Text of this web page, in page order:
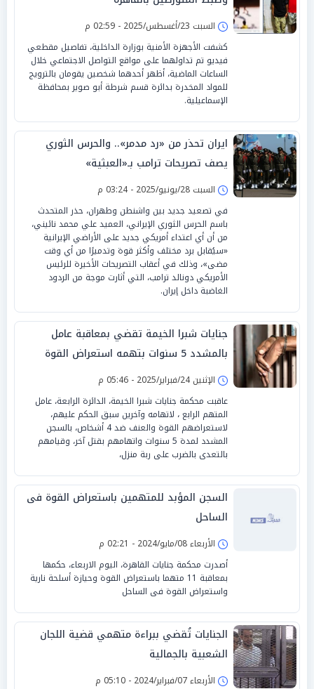
السبت 23/أغسطس/2025 - 02:59 م
كشفت الأجهزة الأمنية بوزارة الداخلية، تفاصيل مقطعي
فيديو تم تداولهما على مواقع التواصل الاجتماعي خلال
الساعات الماضية، أظهر أحدهما شخصين يقومان بالترويج
للمواد المخدرة بدائرة قسم شرطة أبو صوير بمحافظة
الإسماعيلية.
ايران تحذر من «رد مدمر».. والحرس الثوري
يصف تصريحات ترامب بـ«العبثية»
السبت 28/يونيو/2025 - 03:24 م
في تصعيد جديد بين واشنطن وطهران، حذر المتحدث
باسم الحرس الثوري الإيراني، العميد علي‌ محمد نائيني،
من أن أي اعتداء أمريكي جديد على الأراضي الإيرانية
«سيُقابل برد مختلف وأكثر قوة وتدميرًا من أي وقت
مضى»، وذلك في أعقاب التصريحات الأخيرة للرئيس
الأمريكي دونالد ترامب، التي أثارت موجة من الردود
الغاضبة داخل إيران.
جنايات شبرا الخيمة تقضي بمعاقبة عامل
بالمشدد 5 سنوات بتهمه استعراض القوة
الإثنين 24/فبراير/2025 - 05:46 م
عاقبت محكمة جنايات شبرا الخيمة، الدائرة الرابعة، عامل
المتهم الرابع ، لاتهامه وآخرين سبق الحكم عليهم،
لاستعراضهم القوة والعنف ضد 4 أشخاص، بالسجن
المشدد لمدة 5 سنوات واتهامهم بقتل آخر، وقيامهم
بالتعدى بالضرب على ربة منزل،
السجن المؤبد للمتهمين باستعراض القوة فى
الساحل
الأربعاء 08/مايو/2024 - 02:21 م
أصدرت محكمة جنايات القاهرة، اليوم الاربعاء، حكمها
بمعاقبة 11 متهما باستعراض القوة وحيازة أسلحة نارية
واستعراض القوة فى الساحل
الجنايات تُقضي ببراءة متهمي قضية اللجان
الشعبية بالجمالية
الأربعاء 07/فبراير/2024 - 05:10 م